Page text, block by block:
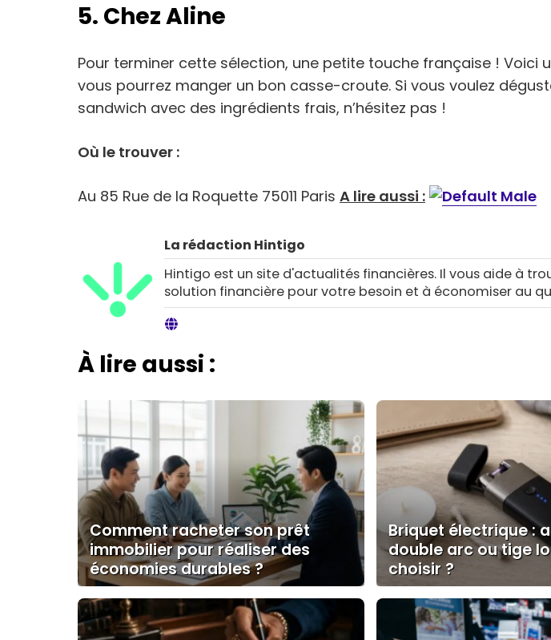
5. Chez Aline
Pour terminer cette sélection, une petite touche française ! Voici
vous pourrez manger un bon casse-croute. Si vous voulez
sandwich avec des ingrédients frais, n’hésitez pas !
Où le trouver :
Au 85 Rue de la Roquette 75011 Paris A lire aussi :
La rédaction Hintigo
Hintigo est un site d'actualités financières. Il vous aide à
solution financière pour votre besoin et à économiser au
À lire aussi :
Comment racheter son prêt
immobilier pour réaliser des
économies durables ?
Briquet électrique :
double arc ou tige
choisir ?